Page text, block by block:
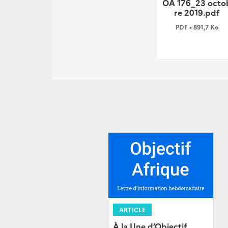
OA 176_23
re 2019.pdf
PDF • 891,7 Ko
ARTICLE